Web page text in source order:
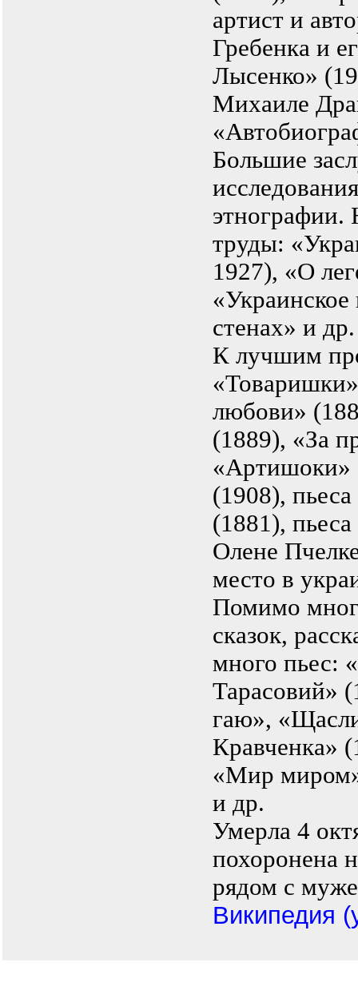
артист и
Гребенка и
Лысенко»
Михаиле
Большие
этнографии.
труды:
1927), «О
«Украинское
стенах» и др.
К лучшим
любови»
(1889), «За
«Артишоки»
(1908),
(1881),
Олене
место в
Помимо
сказок,
много пьес:
Тарасовий»
гаю»,
Кравченка»
«Мир миром»
и др.
Умерла 4
похоронена
рядом с
Википедия